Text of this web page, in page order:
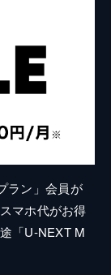
ラン」会員が
マホ代がお得
「U-NEXT M